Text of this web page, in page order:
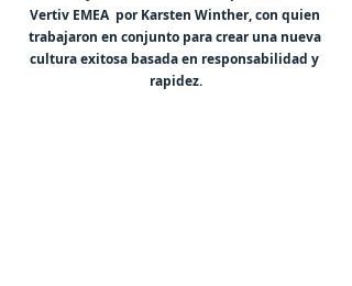
Vertiv EMEA  por Karsten Winther, con quien
trabajaron en conjunto para crear una nueva
cultura exitosa basada en responsabilidad y
rapidez.